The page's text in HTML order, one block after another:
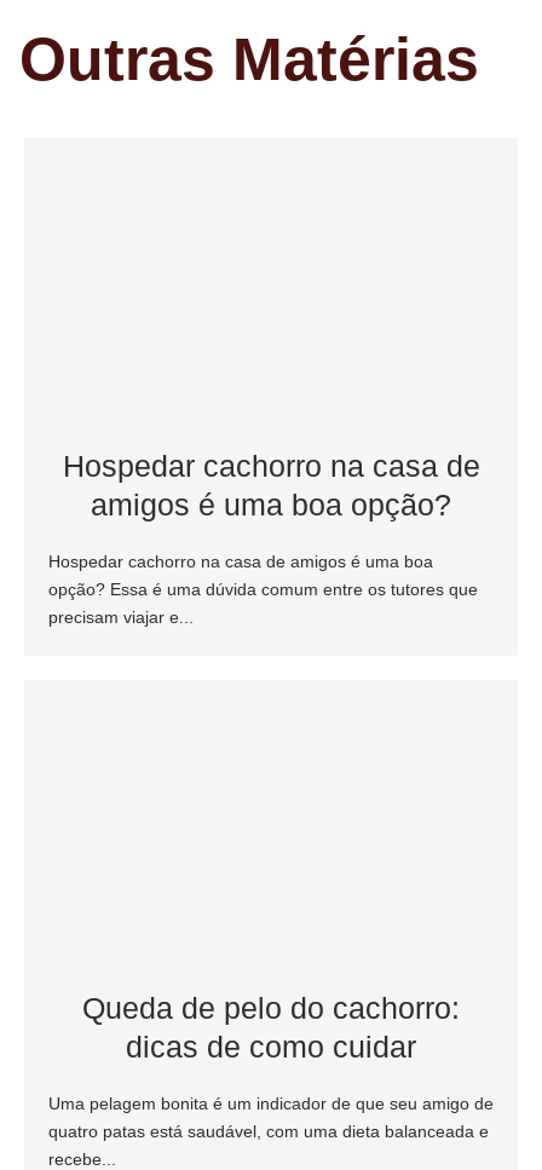
Outras Matérias
Hospedar cachorro na casa de
amigos é uma boa opção?
Hospedar cachorro na casa de amigos é uma boa
opção? Essa é uma dúvida comum entre os tutores que
precisam viajar e...
Queda de pelo do cachorro:
dicas de como cuidar
Uma pelagem bonita é um indicador de que seu amigo de
quatro patas está saudável, com uma dieta balanceada e
recebe...